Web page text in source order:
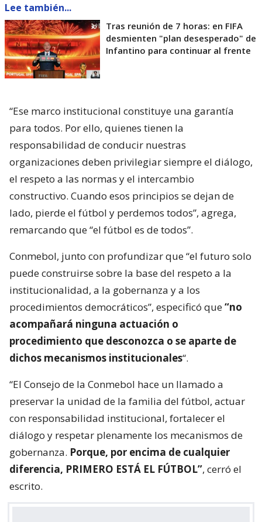
Lee también...
Tras reunión de 7 horas: en FIFA
desmienten "plan desesperado" de
Infantino para continuar al frente
“Ese marco institucional constituye una garantía
para todos. Por ello, quienes tienen la
responsabilidad de conducir nuestras
organizaciones deben privilegiar siempre el diálogo,
el respeto a las normas y el intercambio
constructivo. Cuando esos principios se dejan de
lado, pierde el fútbol y perdemos todos”, agrega,
remarcando que “el fútbol es de todos”.
Conmebol, junto con profundizar que “el futuro solo
puede construirse sobre la base del respeto a la
institucionalidad, a la gobernanza y a los
procedimientos democráticos”, especificó que“no
acompañará ninguna actuación o
procedimiento que desconozca o se aparte de
dichos mecanismos institucionales“.
“El Consejo de la Conmebol hace un llamado a
preservar la unidad de la familia del fútbol, actuar
con responsabilidad institucional, fortalecer el
diálogo y respetar plenamente los mecanismos de
gobernanza. Porque, por encima de cualquier
diferencia, PRIMERO ESTÁ EL FÚTBOL”, cerró el
escrito.